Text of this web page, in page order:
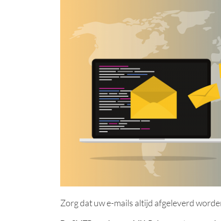
Zorg dat uw e-mails altijd afgeleverd